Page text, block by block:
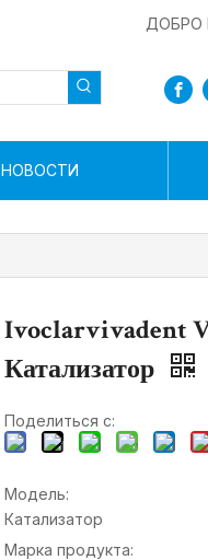
ДОБРО
НОВОСТИ
Ivoclarvivadent
Катализатор
Поделиться с:
Модель:
Катализатор
Марка продукта: